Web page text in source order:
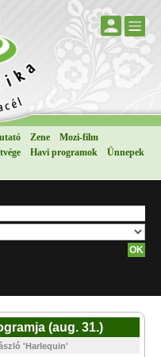
Zene
Mozi-film
Havi programok
Ünnepek
(aug. 31.)
'Harlequin'